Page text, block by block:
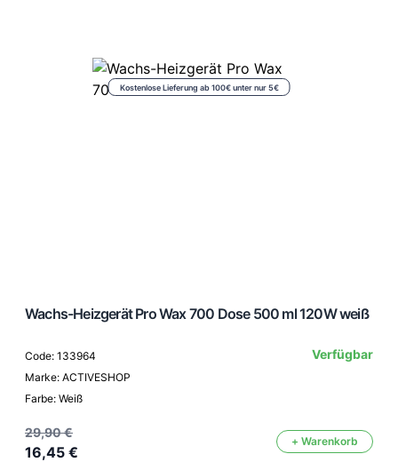
Kostenlose Lieferung ab 100€ unter nur 5€
Wachs-Heizgerät Pro Wax 700 Dose 500 ml 120W weiß
Code: 133964
Marke: ACTIVESHOP
Farbe: Weiß
Verfügbar
29,90 €
16,45 €
+ Warenkorb